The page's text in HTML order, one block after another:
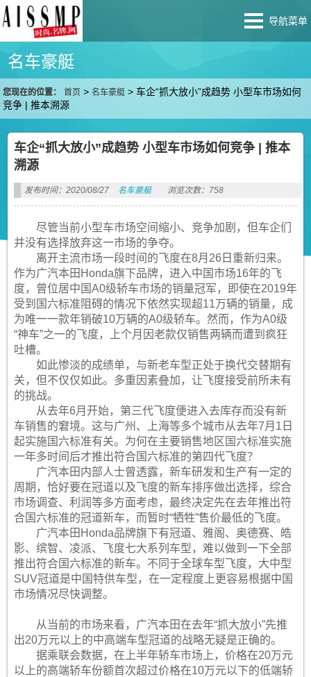
导航菜单
名车豪艇
您现在的位置： 首页 >名车豪艇 >车企“抓大放小”成趋势 小型车市场如何
竞争 | 推本溯源
车企“抓大放小”成趋势 小型车市场如何竞争 | 推本
溯源
发布时间：2020/08/27 名车豪艇 浏览次数：758
尽管当前小型车市场空间缩小、竞争加剧，但车企们
并没有选择放弃这一市场的争夺。
离开主流市场一段时间的飞度在8月26日重新归来。
作为广汽本田Honda旗下品牌，进入中国市场16年的飞
度，曾位居中国A0级轿车市场的销量冠军，即使在2019年
受到国六标准阻碍的情况下依然实现超11万辆的销量，成
为唯一一款年销破10万辆的A0级轿车。然而，作为A0级
“神车”之一的飞度，上个月因老款仅销售两辆而遭到疯狂
吐槽。
如此惨淡的成绩单，与新老车型正处于换代交替期有
关，但不仅仅如此。多重因素叠加，让飞度接受前所未有
的挑战。
从去年6月开始，第三代飞度便进入去库存而没有新
车销售的窘境。这与广州、上海等多个城市从去年7月1日
起实施国六标准有关。为何在主要销售地区国六标准实施
一年多时间后才推出符合国六标准的第四代飞度？
广汽本田内部人士曾透露，新车研发和生产有一定的
周期，恰好要在冠道以及飞度的新车排序做出选择，综合
市场调查、利润等多方面考虑，最终决定先在去年推出符
合国六标准的冠道新车，而暂时“牺牲”售价最低的飞度。
广汽本田Honda品牌旗下有冠道、雅阁、奥德赛、皓
影、缤智、凌派、飞度七大系列车型，难以做到一下全部
推出符合国六标准的新车。不同于全球车型飞度，大中型
SUV冠道是中国特供车型，在一定程度上更容易根据中国
市场情况尽快调整。
从当前的市场来看，广汽本田在去年“抓大放小”先推
出20万元以上的中高端车型冠道的战略无疑是正确的。
据乘联会数据，在上半年轿车市场上，价格在20万元
以上的高端轿车份额首次超过价格在10万元以下的低端轿